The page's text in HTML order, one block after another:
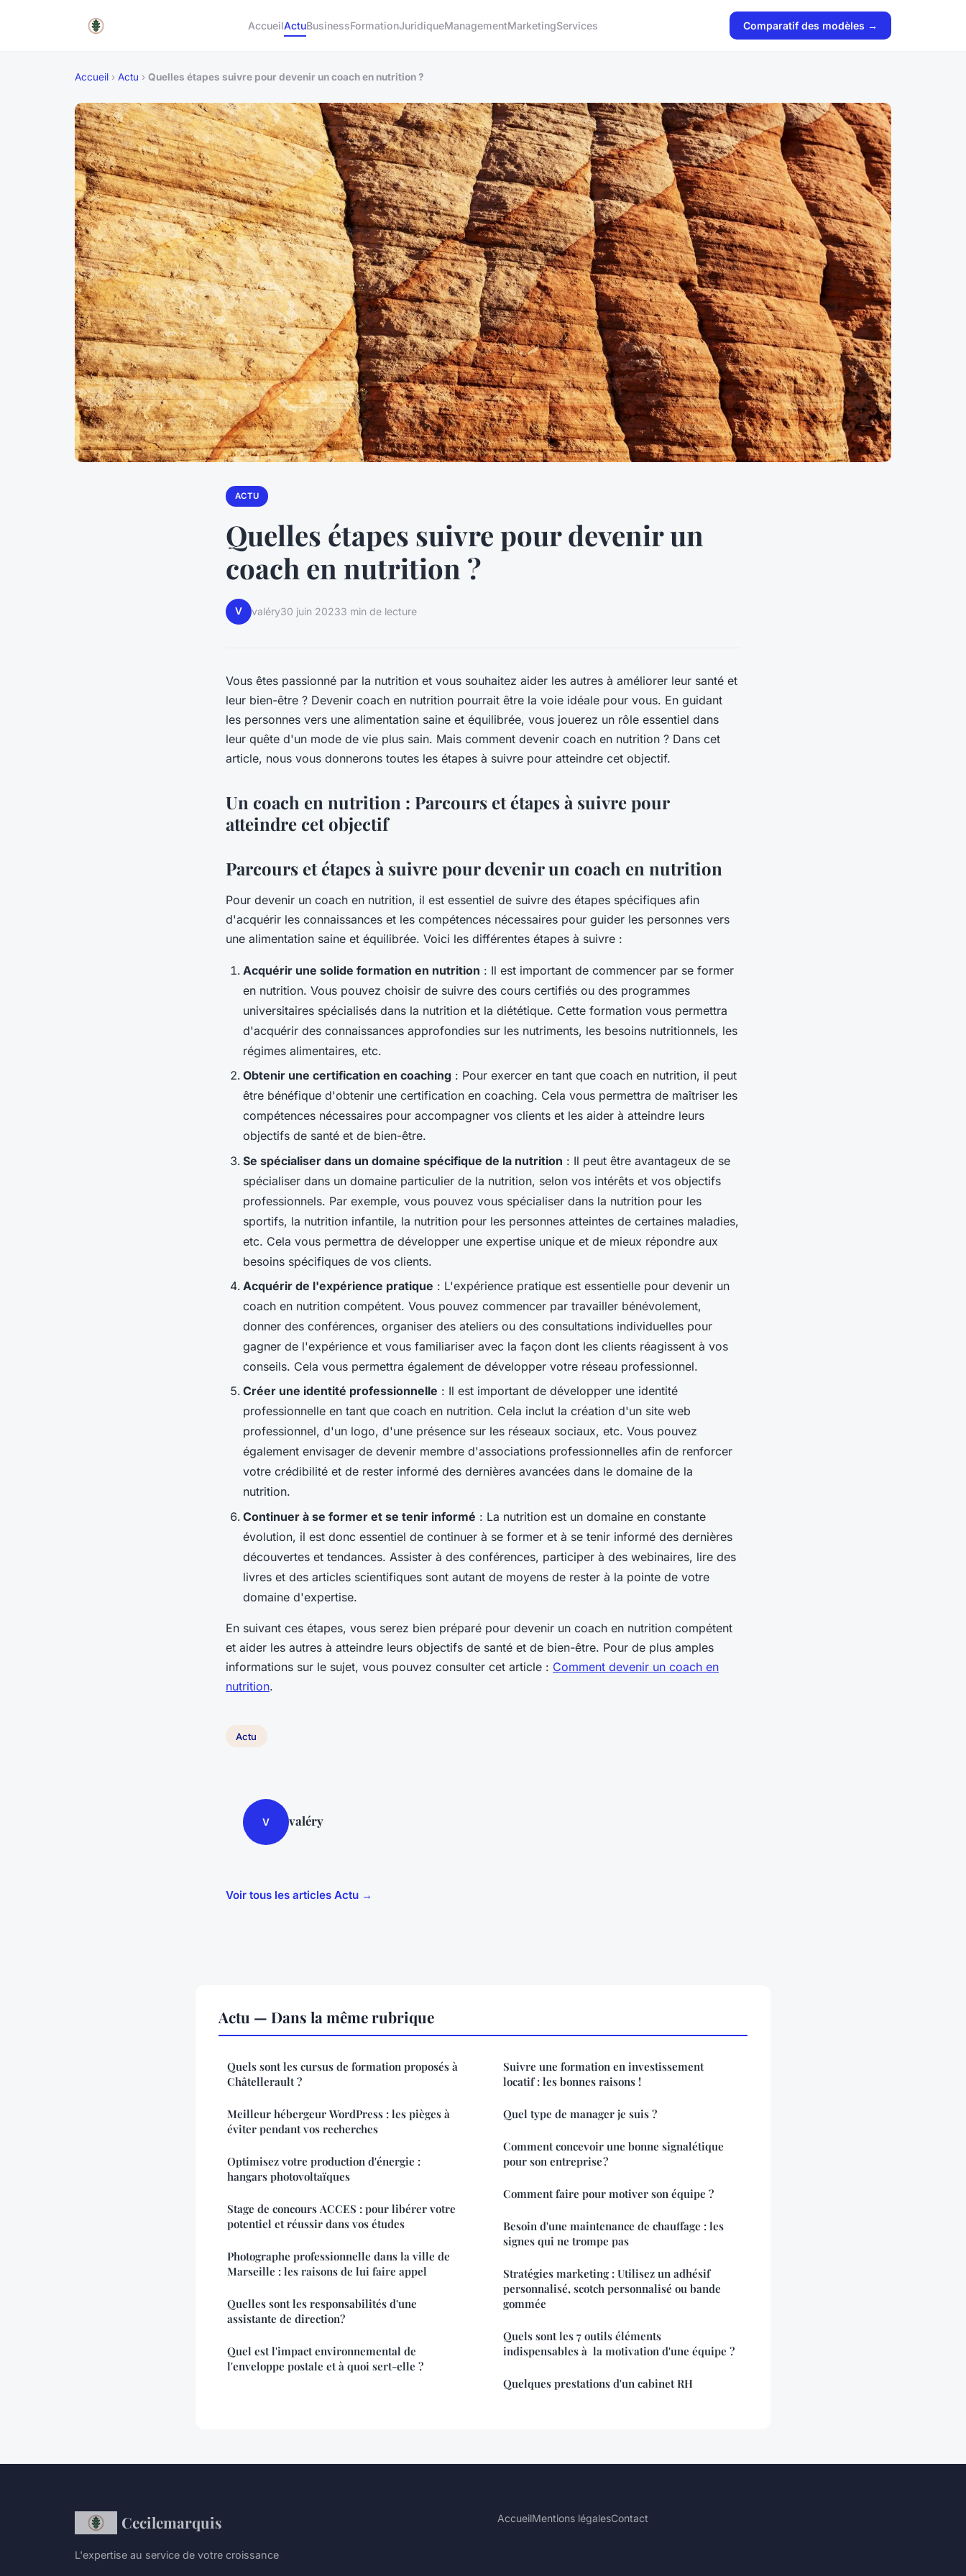
AccueilActuBusinessFormationJuridiqueManagementMarketingServices Comparatif des modèles →
Accueil › Actu › Quelles étapes suivre pour devenir un coach en nutrition ?
ACTU
Quelles étapes suivre pour devenir un
coach en nutrition ?
V valéry30 juin 20233 min de lecture
Vous êtes passionné par la nutrition et vous souhaitez aider les autres à améliorer leur santé et
leur bien-être ? Devenir coach en nutrition pourrait être la voie idéale pour vous. En guidant
les personnes vers une alimentation saine et équilibrée, vous jouerez un rôle essentiel dans
leur quête d'un mode de vie plus sain. Mais comment devenir coach en nutrition ? Dans cet
article, nous vous donnerons toutes les étapes à suivre pour atteindre cet objectif.
Un coach en nutrition : Parcours et étapes à suivre pour
atteindre cet objectif
Parcours et étapes à suivre pour devenir un coach en nutrition
Pour devenir un coach en nutrition, il est essentiel de suivre des étapes spécifiques afin
d'acquérir les connaissances et les compétences nécessaires pour guider les personnes vers
une alimentation saine et équilibrée. Voici les différentes étapes à suivre :
Acquérir une solide formation en nutrition : Il est important de commencer par se former
en nutrition. Vous pouvez choisir de suivre des cours certifiés ou des programmes
universitaires spécialisés dans la nutrition et la diététique. Cette formation vous permettra
d'acquérir des connaissances approfondies sur les nutriments, les besoins nutritionnels, les
régimes alimentaires, etc.
Obtenir une certification en coaching : Pour exercer en tant que coach en nutrition, il peut
être bénéfique d'obtenir une certification en coaching. Cela vous permettra de maîtriser les
compétences nécessaires pour accompagner vos clients et les aider à atteindre leurs
objectifs de santé et de bien-être.
Se spécialiser dans un domaine spécifique de la nutrition : Il peut être avantageux de se
spécialiser dans un domaine particulier de la nutrition, selon vos intérêts et vos objectifs
professionnels. Par exemple, vous pouvez vous spécialiser dans la nutrition pour les
sportifs, la nutrition infantile, la nutrition pour les personnes atteintes de certaines maladies,
etc. Cela vous permettra de développer une expertise unique et de mieux répondre aux
besoins spécifiques de vos clients.
Acquérir de l'expérience pratique : L'expérience pratique est essentielle pour devenir un
coach en nutrition compétent. Vous pouvez commencer par travailler bénévolement,
donner des conférences, organiser des ateliers ou des consultations individuelles pour
gagner de l'expérience et vous familiariser avec la façon dont les clients réagissent à vos
conseils. Cela vous permettra également de développer votre réseau professionnel.
Créer une identité professionnelle : Il est important de développer une identité
professionnelle en tant que coach en nutrition. Cela inclut la création d'un site web
professionnel, d'un logo, d'une présence sur les réseaux sociaux, etc. Vous pouvez
également envisager de devenir membre d'associations professionnelles afin de renforcer
votre crédibilité et de rester informé des dernières avancées dans le domaine de la
nutrition.
Continuer à se former et se tenir informé : La nutrition est un domaine en constante
évolution, il est donc essentiel de continuer à se former et à se tenir informé des dernières
découvertes et tendances. Assister à des conférences, participer à des webinaires, lire des
livres et des articles scientifiques sont autant de moyens de rester à la pointe de votre
domaine d'expertise.
En suivant ces étapes, vous serez bien préparé pour devenir un coach en nutrition compétent
et aider les autres à atteindre leurs objectifs de santé et de bien-être. Pour de plus amples
informations sur le sujet, vous pouvez consulter cet article : Comment devenir un coach en
nutrition.
Actu
V valéry
Voir tous les articles Actu →
Actu — Dans la même rubrique
Quels sont les cursus de formation proposés à
Châtellerault ?
Meilleur hébergeur WordPress : les pièges à
éviter pendant vos recherches
Optimisez votre production d'énergie :
hangars photovoltaïques
Stage de concours ACCES : pour libérer votre
potentiel et réussir dans vos études
Photographe professionnelle dans la ville de
Marseille : les raisons de lui faire appel
Quelles sont les responsabilités d'une
assistante de direction?
Quel est l'impact environnemental de
l'enveloppe postale et à quoi sert-elle ?
Suivre une formation en investissement
locatif : les bonnes raisons !
Quel type de manager je suis ?
Comment concevoir une bonne signalétique
pour son entreprise ?
Comment faire pour motiver son équipe ?
Besoin d'une maintenance de chauffage : les
signes qui ne trompe pas
Stratégies marketing : Utilisez un adhésif
personnalisé, scotch personnalisé ou bande
gommée
Quels sont les 7 outils éléments
indispensables à la motivation d'une équipe ?
Quelques prestations d'un cabinet RH
Cecilemarquis
L'expertise au service de votre croissance
AccueilMentions légalesContact